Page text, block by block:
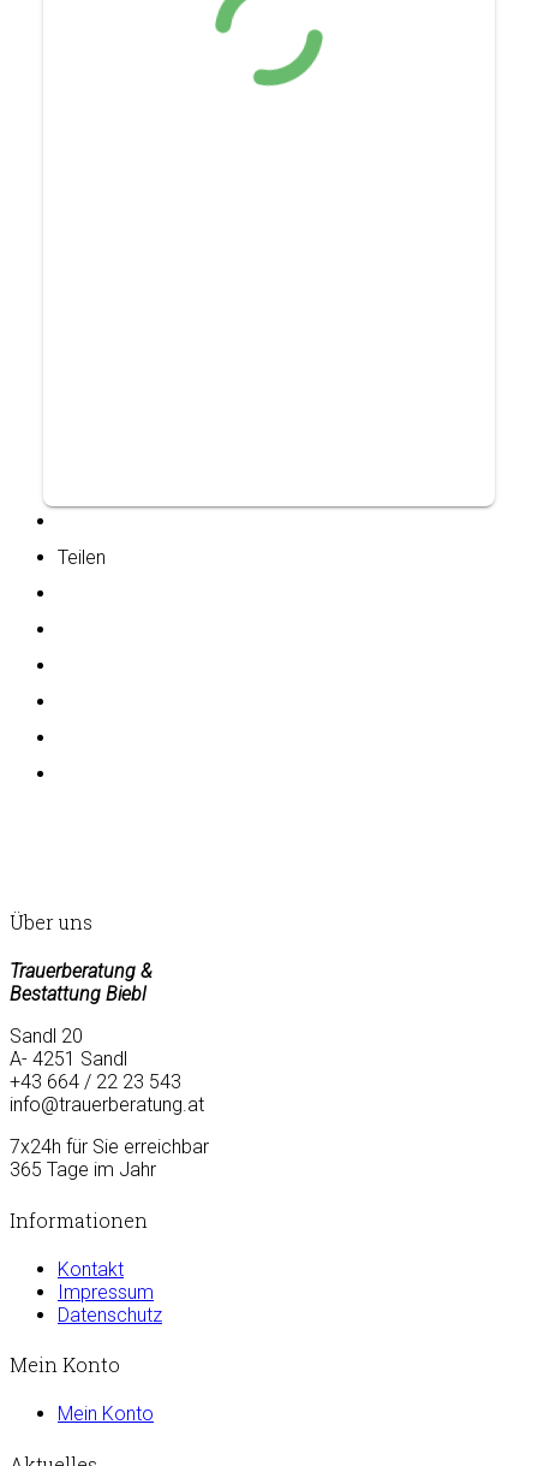
Teilen
Über uns
Trauerberatung &
Bestattung Biebl
Sandl 20
A- 4251 Sandl
+43 664 / 22 23 543
info@trauerberatung.at
7x24h für Sie erreichbar
365 Tage im Jahr
Informationen
Kontakt
Impressum
Datenschutz
Mein Konto
Mein Konto